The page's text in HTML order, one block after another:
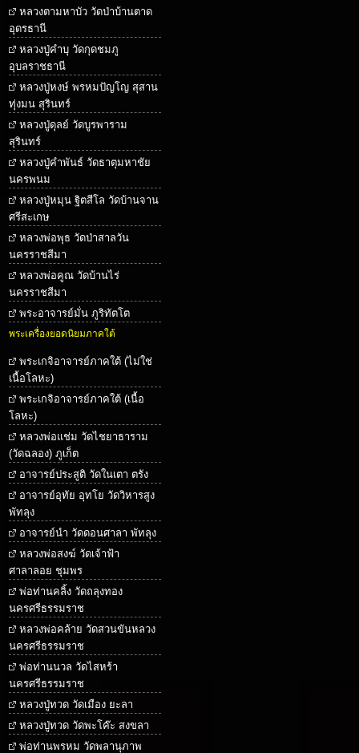
หลวงตามหาบัว วัดป่าบ้านตาด
อุดรธานี
หลวงปู่คำบุ วัดกุดชมภู
อุบลราชธานี
หลวงปู่หงษ์ พรหมปัญโญ สุสาน
ทุ่งมน สุรินทร์
หลวงปู่ดุลย์ วัดบูรพาราม
สุรินทร์
หลวงปู่คำพันธ์ วัดธาตุมหาชัย
นครพนม
หลวงปู่หมุน ฐิตสีโล วัดบ้านจาน
ศรีสะเกษ
หลวงพ่อพุธ วัดป่าสาลวัน
นครราชสีมา
หลวงพ่อคูณ วัดบ้านไร่
นครราชสีมา
พระอาจารย์มั่น ภูริทัตโต
พระเครื่องยอดนิยมภาคใต้
พระเกจิอาจารย์ภาคใต้ (ไม่ใช่
เนื้อโลหะ)
พระเกจิอาจารย์ภาคใต้ (เนื้อ
โลหะ)
หลวงพ่อแช่ม วัดไชยาธาราม
(วัดฉลอง) ภูเก็ต
อาจารย์ประสูติ วัดในเตา ตรัง
อาจารย์อุทัย อุทโย วัดวิหารสูง
พัทลุง
อาจารย์นำ วัดดอนศาลา พัทลุง
หลวงพ่อสงฆ์ วัดเจ้าฟ้า
ศาลาลอย ชุมพร
พ่อท่านคลิ้ง วัดถลุงทอง
นครศรีธรรมราช
หลวงพ่อคล้าย วัดสวนขันหลวง
นครศรีธรรมราช
พ่อท่านนวล วัดไสหร้า
นครศรีธรรมราช
หลวงปู่ทวด วัดเมือง ยะลา
หลวงปู่ทวด วัดพะโค๊ะ สงขลา
พ่อท่านพรหม วัดพลานุภาพ